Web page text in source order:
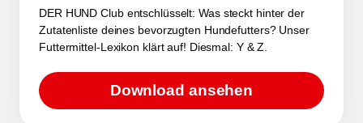
DER HUND Club entschlüsselt: Was steckt hinter der
Zutatenliste deines bevorzugten Hundefutters? Unser
Futtermittel-Lexikon klärt auf! Diesmal: Y & Z.
Download ansehen